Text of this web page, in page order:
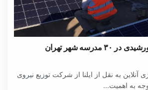
شهر تهران
آنلاین به نقل از ایلنا از شرکت توزیع نیروی
به اهمیت...